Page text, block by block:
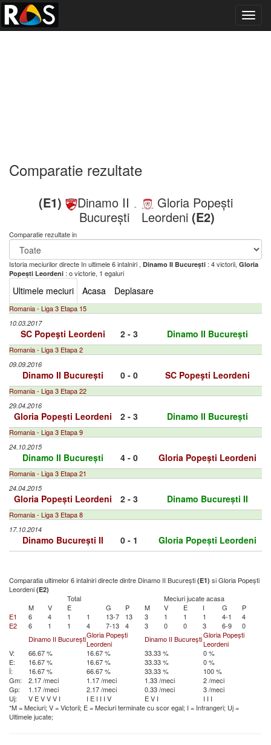
Comparatie rezultate
(E1)
Dinamo II
București
-
Gloria Popești
Leordeni (E2)
Comparatie rezultate in
Istoria meciurilor directe In ultimele 6 intalniri , Dinamo II București : 4 victorii, Gloria
Popești Leordeni : o victorie, 1 egaluri
Ultimele meciuri Acasa Deplasare
Romania - Liga 3 Etapa 15
10.03.2017
SC Popeşti Leordeni 2 - 3 Dinamo II București
Romania - Liga 3 Etapa 2
09.09.2016
Dinamo II București 0 - 0 SC Popeşti Leordeni
Romania - Liga 3 Etapa 22
29.04.2016
Gloria Popești Leordeni 2 - 3 Dinamo II București
Romania - Liga 3 Etapa 9
24.10.2015
Dinamo II București 4 - 0 Gloria Popești Leordeni
Romania - Liga 3 Etapa 21
24.04.2015
Gloria Popești Leordeni 2 - 3 Dinamo București II
Romania - Liga 3 Etapa 8
17.10.2014
Dinamo București II 0 - 1 Gloria Popești Leordeni
Comparatia ultimelor 6 intalniri directe dintre Dinamo II București (E1) si Gloria Popești
Leordeni (E2)
Total
Meciuri jucate acasa
M
V E G P M V E I G
P
E1
6 4 1 1 13-7 13 3 1 1 1 4-1
4
E2
6 1 1 4 7-13 4 3 0 0 3 6-9
0
Dinamo II BucureștiGloria Popești
Leordeni
Dinamo II BucureștiGloria Popești
Leordeni
V:
66.67 % 16.67 % 33.33 %
0 %
E:
16.67 % 16.67 % 33.33 %
0 %
Î:
16.67 % 66.67 % 33.33 %
100 %
Gm:
2.17 /meci 1.17 /meci 1.33 /meci
2 /meci
Gp:
1.17 /meci 2.17 /meci 0.33 /meci
3 /meci
Uj:
V EVVV I I E I I I V EV I I I I
*M = Meciuri; V = Victorii; E = Meciuri terminate cu scor egal; I = Infrangeri; Uj =
Ultimele jucate;